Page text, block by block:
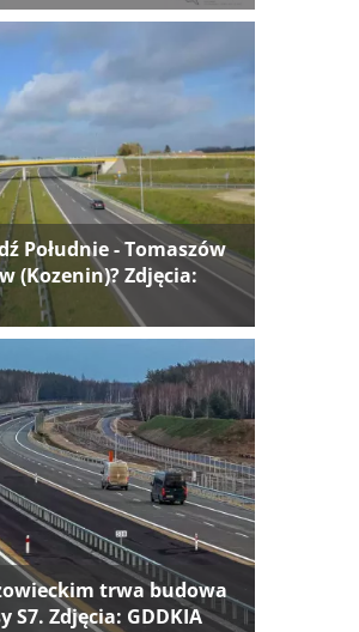
Południe - Tomaszów
(Kozenin)? Zdjęcia:
trwa budowa
Zdjęcia: GDDKIA